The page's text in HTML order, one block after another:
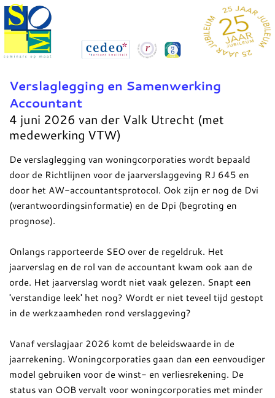
Verslaglegging en Samenwerking
Accountant
4 juni 2026 van der Valk Utrecht (met
medewerking VTW)
De verslaglegging van woningcorporaties wordt bepaald
door de Richtlijnen voor de jaarverslaggeving RJ 645 en
door het AW-accountantsprotocol. Ook zijn er nog de Dvi
(verantwoordingsinformatie) en de Dpi (begroting en
prognose).
Onlangs rapporteerde SEO over de regeldruk. Het
jaarverslag en de rol van de accountant kwam ook aan de
orde. Het jaarverslag wordt niet vaak gelezen. Snapt een
'verstandige leek' het nog? Wordt er niet teveel tijd gestopt
in de werkzaamheden rond verslaggeving?
Vanaf verslagjaar 2026 komt de beleidswaarde in de
jaarrekening. Woningcorporaties gaan dan een eenvoudiger
model gebruiken voor de winst- en verliesrekening. De
status van OOB vervalt voor woningcorporaties met minder